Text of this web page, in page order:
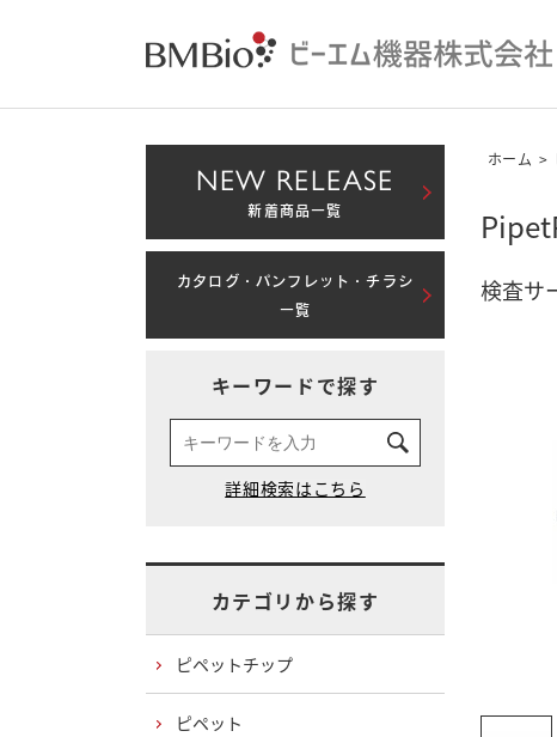
ホーム >
検査サ
NEW RELEASE
新着商品一覧
カタログ・パンフレット・チラシ
一覧
キーワードで探す
カテゴリから探す
ピペットチップ
ピペット